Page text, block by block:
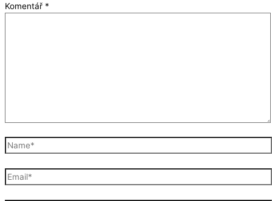
Komentář *
Name*
Email*